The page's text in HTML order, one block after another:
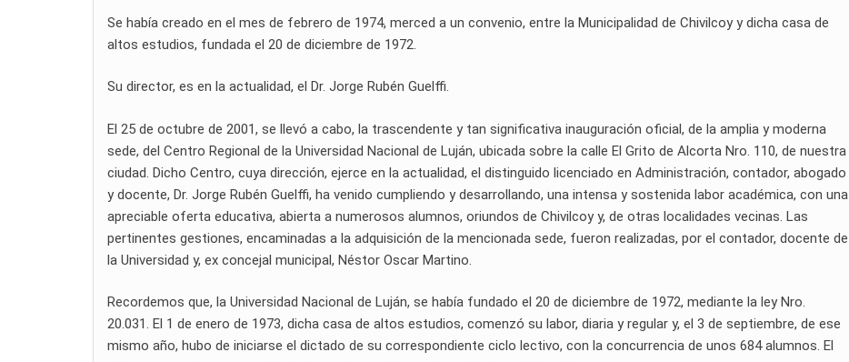
Se había creado en el mes de febrero de 1974, merced a un convenio, entre la Municipalidad de Chivilcoy y dicha casa de
altos estudios, fundada el 20 de diciembre de 1972.
Su director, es en la actualidad, el Dr. Jorge Rubén Guelffi.
El 25 de octubre de 2001, se llevó a cabo, la trascendente y tan significativa inauguración oficial, de la amplia y moderna
sede, del Centro Regional de la Universidad Nacional de Luján, ubicada sobre la calle El Grito de Alcorta Nro. 110, de nuestra
ciudad. Dicho Centro, cuya dirección, ejerce en la actualidad, el distinguido licenciado en Administración, contador, abogado
y docente, Dr. Jorge Rubén Guelffi, ha venido cumpliendo y desarrollando, una intensa y sostenida labor académica, con una
apreciable oferta educativa, abierta a numerosos alumnos, oriundos de Chivilcoy y, de otras localidades vecinas. Las
pertinentes gestiones, encaminadas a la adquisición de la mencionada sede, fueron realizadas, por el contador, docente de
la Universidad y, ex concejal municipal, Néstor Oscar Martino.
Recordemos que, la Universidad Nacional de Luján, se había fundado el 20 de diciembre de 1972, mediante la ley Nro.
20.031. El 1 de enero de 1973, dicha casa de altos estudios, comenzó su labor, diaria y regular y, el 3 de septiembre, de ese
mismo año, hubo de iniciarse el dictado de su correspondiente ciclo lectivo, con la concurrencia de unos 684 alumnos. El